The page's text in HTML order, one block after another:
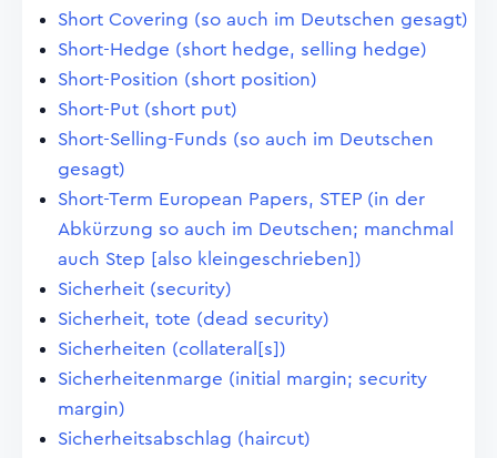
Short Covering (so auch im Deutschen gesagt)
Short-Hedge (short hedge, selling hedge)
Short-Position (short position)
Short-Put (short put)
Short-Selling-Funds (so auch im Deutschen
gesagt)
Short-Term European Papers, STEP (in der
Abkürzung so auch im Deutschen; manchmal
auch Step [also kleingeschrieben])
Sicherheit (security)
Sicherheit, tote (dead security)
Sicherheiten (collateral[s])
Sicherheitenmarge (initial margin; security
margin)
Sicherheitsabschlag (haircut)